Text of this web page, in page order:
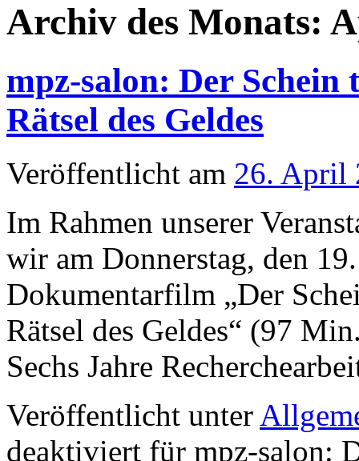
Archiv des Monats:
mpz-salon: Der
Rätsel des Geldes
Veröffentlicht am 26. April
Im Rahmen unserer
wir am Donnerstag, den
Dokumentarfilm „Der
Rätsel des Geldes“ (97
Sechs Jahre
Veröffentlicht unter
deaktiviert für mpz-salon: